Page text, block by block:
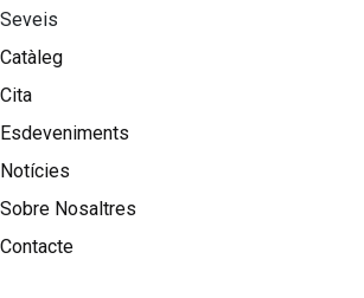
Seveis
Catàleg
Cita
Esdeveniments
Notícies
Sobre Nosaltres​
Contacte